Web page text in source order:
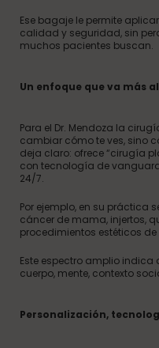
Ese bagaje le permite
calidad y seguridad, sin
muchos pacientes buscan.
Un enfoque que va más
Para el Dr. Mendoza la
cambiar cómo te ves, sino
deja claro: ofrece “cirugía
con tecnología de
24/7.
Por ejemplo, en su práctica
cáncer de mama, injertos,
procedimientos estéticos
Este espectro amplio indica
cuerpo, mente, contexto
Personalización,